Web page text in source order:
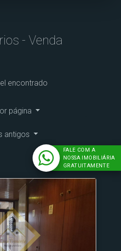
- Venda
encontrado
página
antigos
FALE COM A
NOSSA IMOBILIÁRIA
GRATUITAMENTE